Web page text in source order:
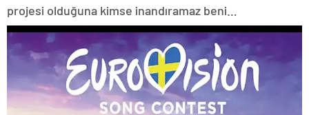
projesi olduğuna kimse inandıramaz beni…